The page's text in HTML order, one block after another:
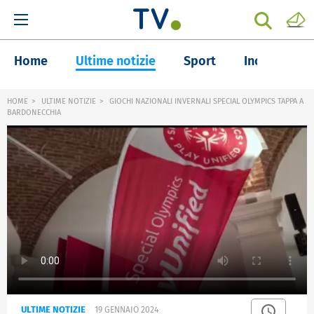
Home Ultime notizie Sport Inchieste
HOME ULTIME NOTIZIE
GIOCHI NAZIONALI INVERNALI SPECIAL OLYMPICS TAPPA A
BARDONECCHIA
ULTIME NOTIZIE 19 GENNAIO 2024